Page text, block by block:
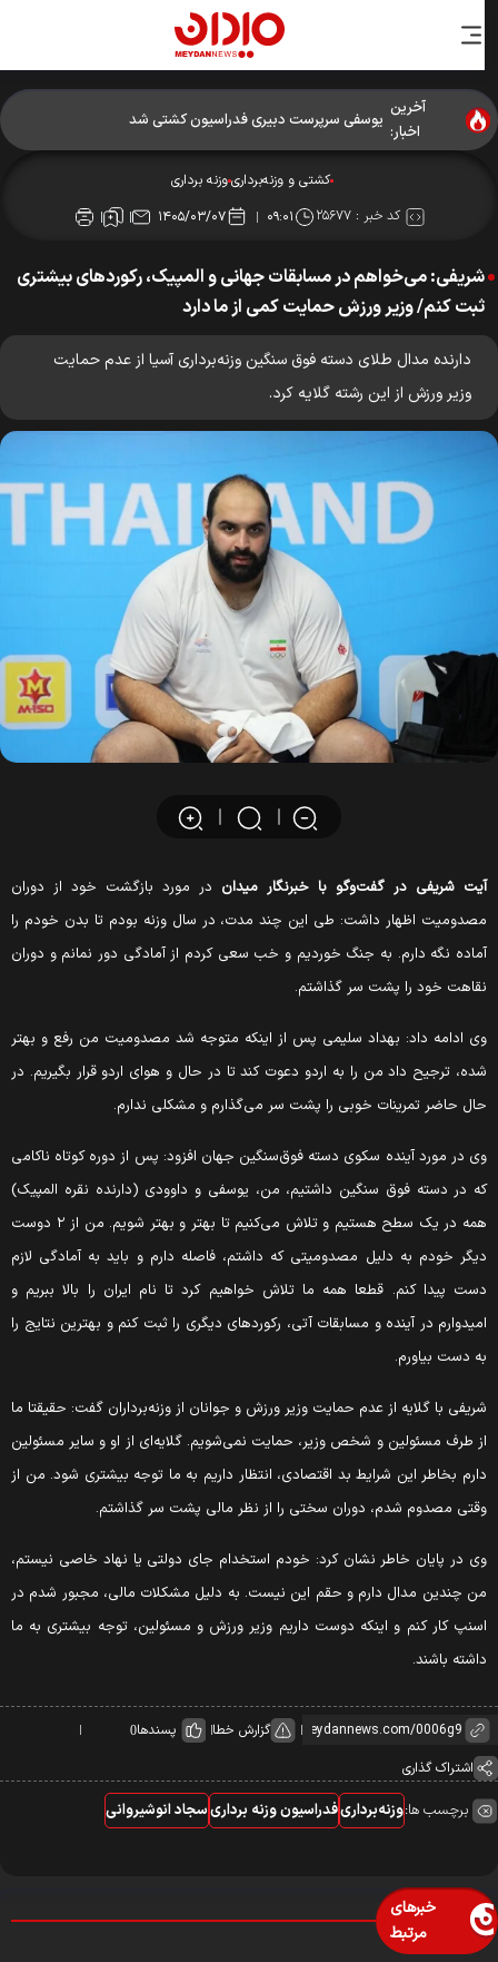
آخرین
اخبار:
یوسفی سرپرست دبیری فدراسیون کشتی شد
کشتی و وزنه‌برداریوزنه‌ برداری
کد خبر : ۲۵۶۷۷ ۰۹:۰۱ ۱۴۰۵/۰۳/۰۷
شریفی: می‌خواهم در مسابقات جهانی و المپیک، رکورد‌های بیشتری
ثبت کنم/ وزیر ورزش حمایت کمی از ما دارد
دارنده مدال طلای دسته فوق سنگین وزنه‌برداری آسیا از عدم حمایت
وزیر ورزش از این رشته گلایه کرد.
شریفی در گفت‌و‌گو با خبرنگار میداندر مورد بازگشت خود از دوران
اظهار داشت: طی این چند مدت، در سال وزنه بودم تا بدن خودم را
نگه دارم. به جنگ خوردیم و خب سعی کردم از آمادگی دور نمانم و دوران
خود را پشت سر گذاشتم.
ادامه داد: بهداد سلیمی پس از اینکه متوجه شد مصدومیت من رفع و بهتر
ترجیح داد من را به اردو دعوت کند تا در حال و هوای اردو قرار بگیریم. در
حاضر تمرینات خوبی را پشت سر می‌گذارم و مشکلی ندارم.
در مورد آینده سکوی دسته فوق‌سنگین جهان افزود: پس از دوره کوتاه ناکامی
در دسته فوق سنگین داشتیم، من، یوسفی و داوودی (دارنده نقره المپیک)
همه در یک سطح هستیم و تلاش می‌کنیم تا بهتر و بهتر شویم. من از ۲ دوست
خودم به دلیل مصدومیتی که داشتم، فاصله دارم و باید به آمادگی لازم
پیدا کنم. قطعا همه ما تلاش خواهیم کرد تا نام ایران را بالا ببریم و
در آینده و مسابقات آتی، رکورد‌های دیگری را ثبت کنم و بهترین نتایج را
دست بیاورم.
با گلایه از عدم حمایت وزیر ورزش و جوانان از وزنه‌برداران گفت: حقیقتا ما
طرف مسئولین و شخص وزیر، حمایت نمی‌شویم. گلایه‌ای از او و سایر مسئولین
بخاطر این شرایط بد اقتصادی، انتظار داریم به ما توجه بیشتری شود. من از
مصدوم شدم، دوران سختی را از نظر مالی پشت سر گذاشتم.
در پایان خاطر نشان کرد: خودم استخدام جای دولتی یا نهاد خاصی نیستم،
چندین مدال دارم و حقم این نیست. به دلیل مشکلات مالی، مجبور شدم در
کار کنم و اینکه دوست داریم وزیر ورزش و مسئولین، توجه بیشتری به ما
باشند.
گزارش خطا پسندها0
اشتراک گذاری
برچسب ها:وزنه‌برداریفدراسیون وزنه برداریسجاد انوشیروانی
خبرهای
مرتبط